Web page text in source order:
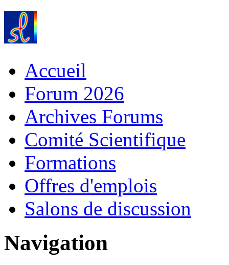
Accueil
Forum 2026
Archives Forums
Comité Scientifique
Formations
Offres d'emplois
Salons de discussion
Navigation